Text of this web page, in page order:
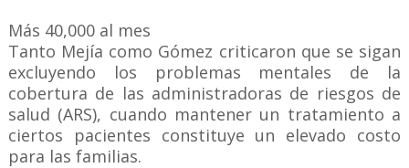
Más 40,000 al mes
Tanto Mejía como Gómez criticaron que se sigan
excluyendo los problemas mentales de la
cobertura de las administradoras de riesgos de
salud (ARS), cuando mantener un tratamiento a
ciertos pacientes constituye un elevado costo
para las familias.